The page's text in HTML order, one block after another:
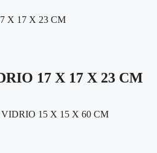
17 X 17 X 23 CM